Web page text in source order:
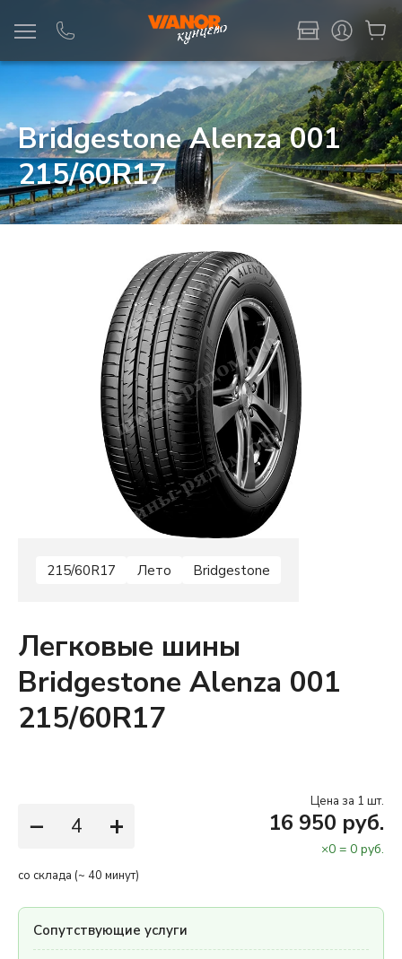
Bridgestone Alenza 001
215/60R17
215/60R17 Лето Bridgestone
Легковые шины
Bridgestone Alenza 001
215/60R17
− +
Цена за 1 шт.
16 950 руб.
×0 = 0 руб.
со склада (~ 40 минут)
Сопутствующие услуги
Информация Фото товара